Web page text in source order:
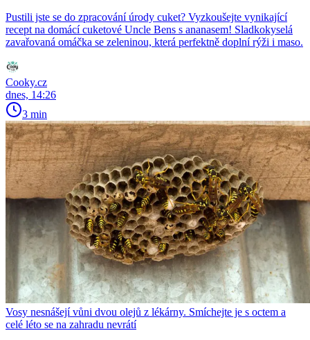
Pustili jste se do zpracování úrody cuket? Vyzkoušejte vynikající
recept na domácí cuketové Uncle Bens s ananasem! Sladkokyselá
zavařovaná omáčka se zeleninou, která perfektně doplní rýži i maso.
Cooky.cz
dnes, 14:26
3 min
Vosy nesnášejí vůni dvou olejů z lékárny. Smíchejte je s octem a
celé léto se na zahradu nevrátí